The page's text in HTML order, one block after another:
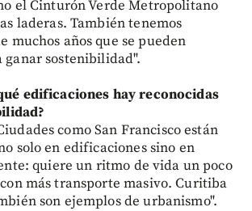
el Cinturón Verde Metropolitano
laderas. También tenemos
muchos años que se pueden
ganar sostenibilidad".
edificaciones hay reconocidas
como San Francisco están
solo en edificaciones sino en
quiere un ritmo de vida un poco
más transporte masivo. Curitiba
son ejemplos de urbanismo".